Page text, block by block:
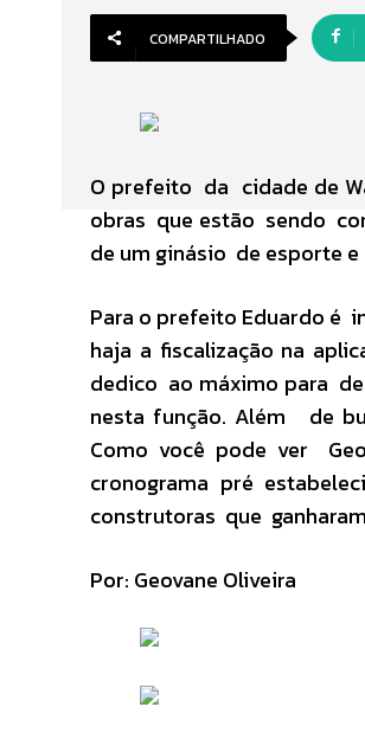
COMPARTILHADO
O prefeito da cidade de
obras que estão sendo
de um ginásio de esporte
Para o prefeito Eduardo é
haja a fiscalização na
dedico ao máximo para
nesta função. Além de
Como você pode ver
cronograma pré
construtoras que
Por: Geovane Oliveira